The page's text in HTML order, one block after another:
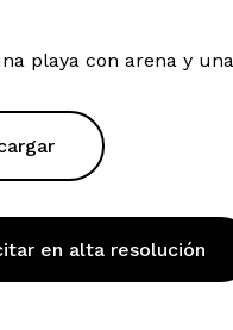
playa con arena y
en alta resolución